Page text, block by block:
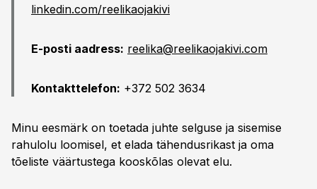
linkedin.com/reelikaojakivi
E-posti aadress: reelika@reelikaojakivi.com
Kontakttelefon: +372 502 3634
Minu eesmärk on toetada juhte selguse ja sisemise
rahulolu loomisel, et elada tähendusrikast ja oma
tõeliste väärtustega kooskõlas olevat elu.